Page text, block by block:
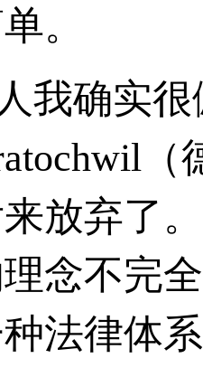
。
我确实
放弃了
念不完
法律体